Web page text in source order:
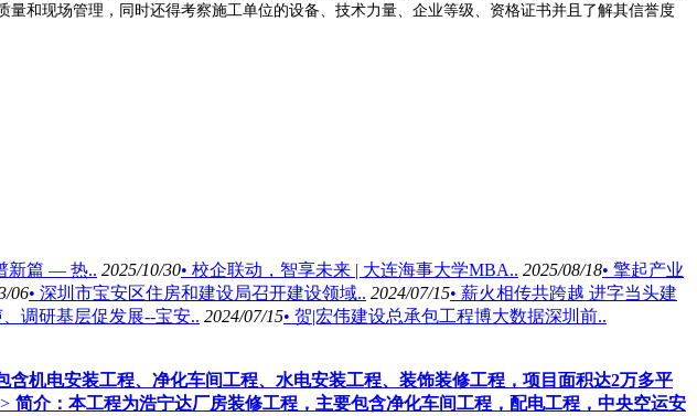
量和现场管理，同时还得考察施工单位的设备、技术力量、企业等级、资格证书并且了解其信誉度
新篇 — 热.. 2025/10/30• 校企联动，智享未来 | 大连海事大学MBA.. 2025/08/18• 擎起产业
06• 深圳市宝安区住房和建设局召开建设领域.. 2024/07/15• 薪火相传共跨越 进字当头建
调研基层促发展--宝安.. 2024/07/15• 贺|宏伟建设总承包工程博大数据深圳前..
含机电安装工程、净化车间工程、水电安装工程、装饰装修工程，项目面积达2万多平
简介： 本工程为浩宁达厂房装修工程，主要包含净化车间工程，配电工程，中央空运安